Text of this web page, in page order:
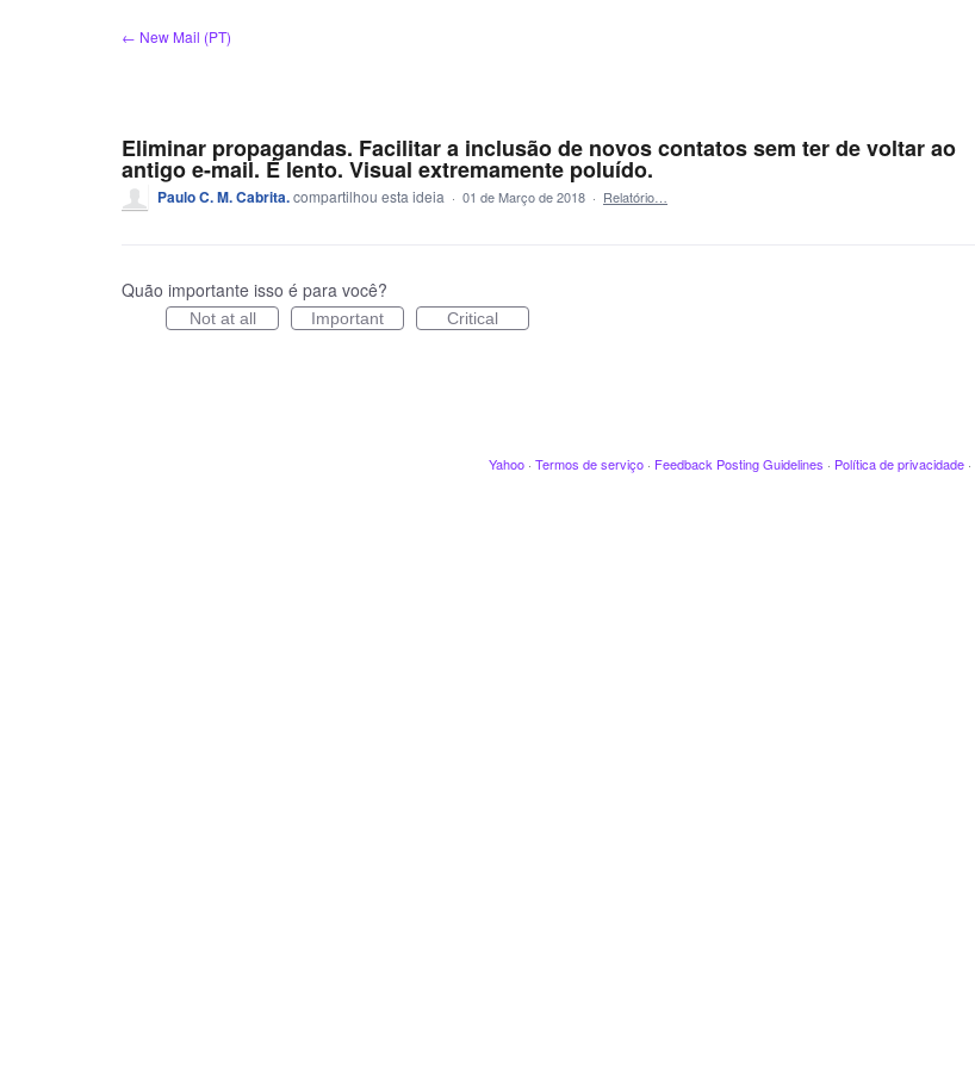
← New Mail (PT)
Eliminar propagandas. Facilitar a inclusão de novos contatos sem ter de voltar ao
antigo e-mail. É lento. Visual extremamente poluído.
Paulo C. M. Cabrita.compartilhou esta ideia · 01 de Março de 2018 · Relatório…
Quão importante isso é para você?
Not at all Important Critical
Yahoo · Termos de serviço · Feedback Posting Guidelines · Política de privacidade ·